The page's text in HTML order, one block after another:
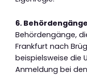
6.
Behördengänge,
Frankfurt nach
beispielsweise die
Anmeldung bei